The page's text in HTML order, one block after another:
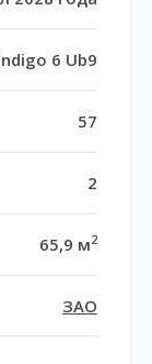
6 Ub9
57
2
65,9 м2
ЗАО